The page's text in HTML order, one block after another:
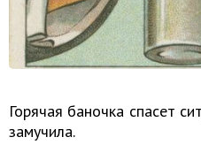
Горячая баночка спасет
замучила.